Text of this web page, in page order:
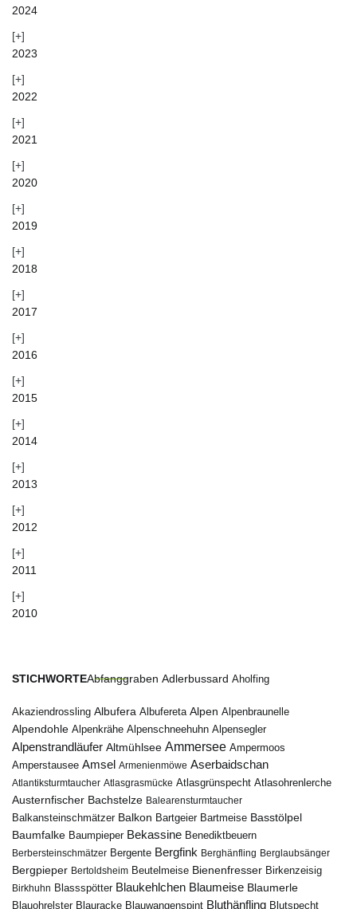
2024
2023
2022
2021
2020
2019
2018
2017
2016
2015
2014
2013
2012
2011
2010
STICHWORTEAbfanggraben Adlerbussard Aholfing
Akaziendrossling Albufera Albufereta Alpen Alpenbraunelle
Alpendohle Alpenkrähe Alpenschneehuhn Alpensegler
Alpenstrandläufer Altmühlsee Ammersee Ampermoos
Amperstausee Amsel Armenienmöwe Aserbaidschan
Atlantiksturmtaucher Atlasgrasmücke Atlasgrünspecht Atlasohrenlerche
Austernfischer Bachstelze Balearensturmtaucher
Balkansteinschmätzer Balkon Bartgeier Bartmeise Basstölpel
Baumfalke Baumpieper Bekassine Benediktbeuern
Berbersteinschmätzer Bergente Bergfink Berghänfling Berglaubsänger
Bergpieper Bertoldsheim Beutelmeise Bienenfresser Birkenzeisig
Birkhuhn Blassspötter Blaukehlchen Blaumeise Blaumerle
Blauohrelster Blauracke Blauwangenspint Bluthänfling Blutspecht